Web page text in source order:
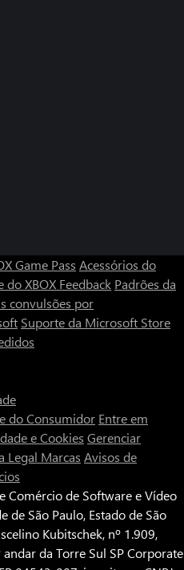
Game Pass Acessórios do
do XBOX Feedback Padrões da
convulsões por
Suporte da Microsoft Store
do Consumidor Entre em
e Cookies Gerenciar
Legal Marcas Avisos de
Comércio de Software e Vídeo
de São Paulo, Estado de São
Kubitschek, nº 1.909,
da Torre Sul SP Corporate